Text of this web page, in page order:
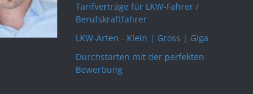
Tarifverträge für LKW-Fahrer /
Berufskraftfahrer
LKW-Arten - Klein | Gross | Giga
Durchstarten mit der perfekten
Bewerbung